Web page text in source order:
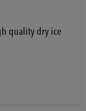
quality dry ice